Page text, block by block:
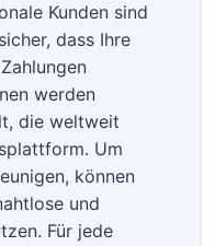
Kunden sind
dass Ihre
werden
die weltweit
Um
können
und
Für jede